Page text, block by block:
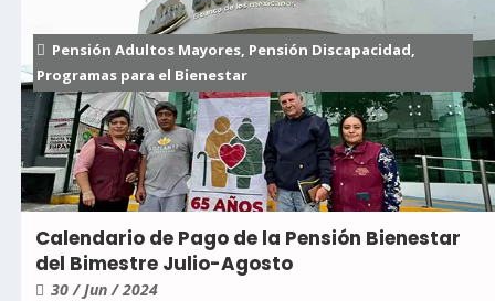
Pensión Adultos Mayores, Pensión Discapacidad,
Programas para el Bienestar
Calendario de Pago de la Pensión Bienestar
del Bimestre Julio-Agosto
30 / Jun / 2024